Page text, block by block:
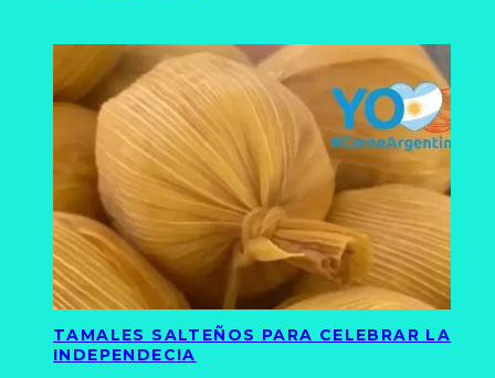
TAMALES SALTEÑOS PARA CELEBRAR LA
INDEPENDECIA